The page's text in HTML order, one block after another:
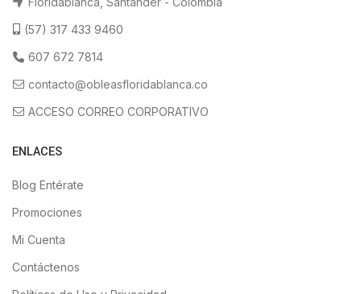
(57) 317 433 9460
607 672 7814
contacto@obleasfloridablanca.co
ACCESO CORREO CORPORATIVO
ENLACES
Blog Entérate
Promociones
Mi Cuenta
Contáctenos